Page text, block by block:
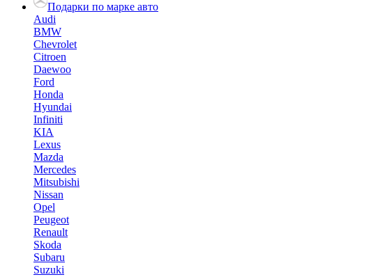
Подарки по марке авто
Audi
BMW
Chevrolet
Citroen
Daewoo
Ford
Honda
Hyundai
Infiniti
KIA
Lexus
Mazda
Mercedes
Mitsubishi
Nissan
Opel
Peugeot
Renault
Skoda
Subaru
Suzuki